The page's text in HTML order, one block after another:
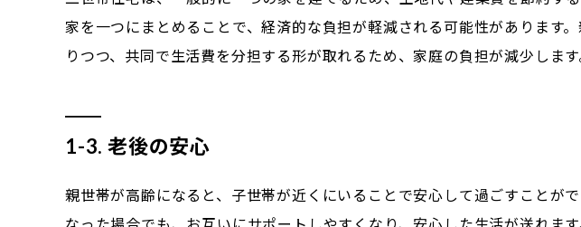
家を一つにまとめることで、経済的な負担が軽減される可能性があります
りつつ、共同で生活費を分担する形が取れるため、家庭の負担が減少します
1-3. 老後の安心
親世帯が高齢になると、子世帯が近くにいることで安心して過ごすことが